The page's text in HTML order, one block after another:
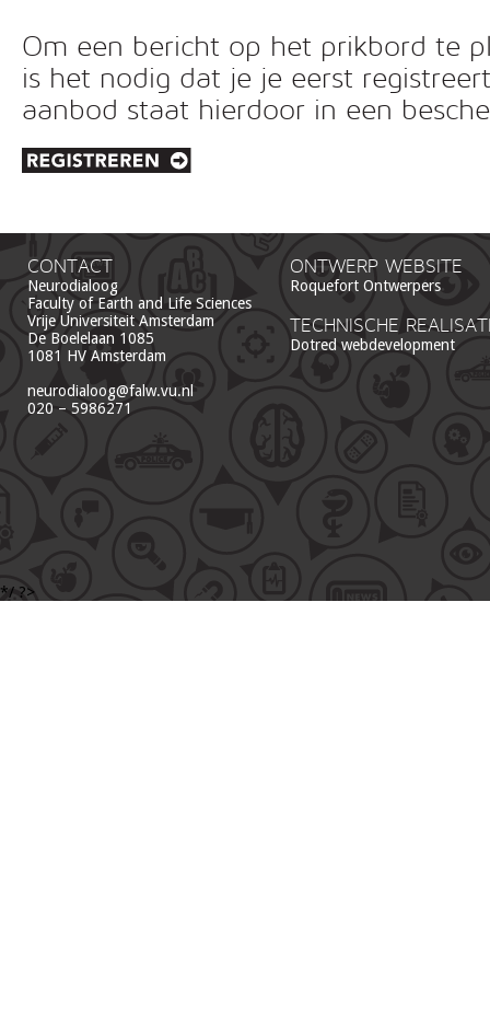
Om een bericht op het prikbord te
is het nodig dat je je eerst
aanbod staat hierdoor in een
CONTACT
Neurodialoog
Faculty of Earth and Life Sciences
Vrije Universiteit Amsterdam
De Boelelaan 1085
1081 HV Amsterdam
neurodialoog@falw.vu.nl
020 – 5986271
ONTWERP WEBSITE
Roquefort Ontwerpers
TECHNISCHE
Dotred webdevelopment
*/ ?>